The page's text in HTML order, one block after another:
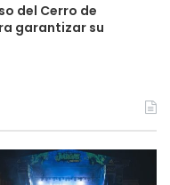
del Cerro de
garantizar su